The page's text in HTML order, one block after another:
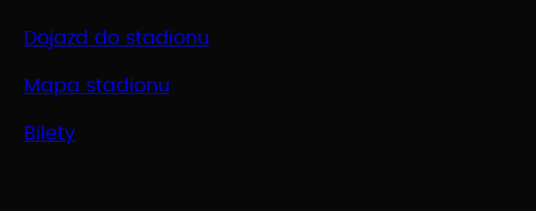
Dojazd do stadionu
Mapa stadionu
Bilety